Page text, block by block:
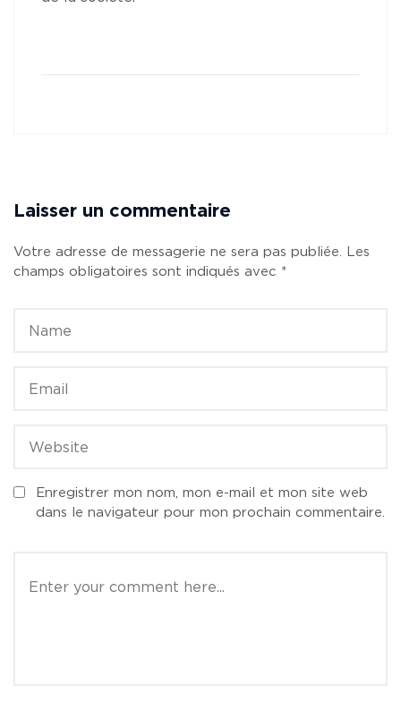
Laisser un commentaire
Votre adresse de messagerie ne sera pas publiée. Les
champs obligatoires sont indiqués avec *
Enregistrer mon nom, mon e-mail et mon site web
dans le navigateur pour mon prochain commentaire.